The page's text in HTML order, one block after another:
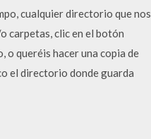
cualquier directorio que nos
carpetas, clic en el botón
queréis hacer una copia de
el directorio donde guarda